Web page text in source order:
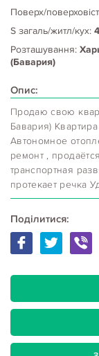
Поверх/
S загаль/житл/кух:
Розташування:
(Бавария)
Опис:
Продаю свою
Бавария)
Автономное
ремонт ,
транспортная
протекает речка
Поділитися: